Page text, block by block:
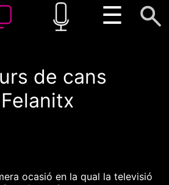
☰
de cans
ocasió en la qual la televisió